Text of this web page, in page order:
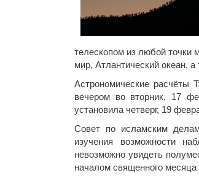
телескопом из любой точки
мир, Атлантический океан,
Астрономические расчёты
вечером во вторник, 17
установила четверг, 19
Совет по исламским
изучения возможности
невозможно увидеть
началом священного